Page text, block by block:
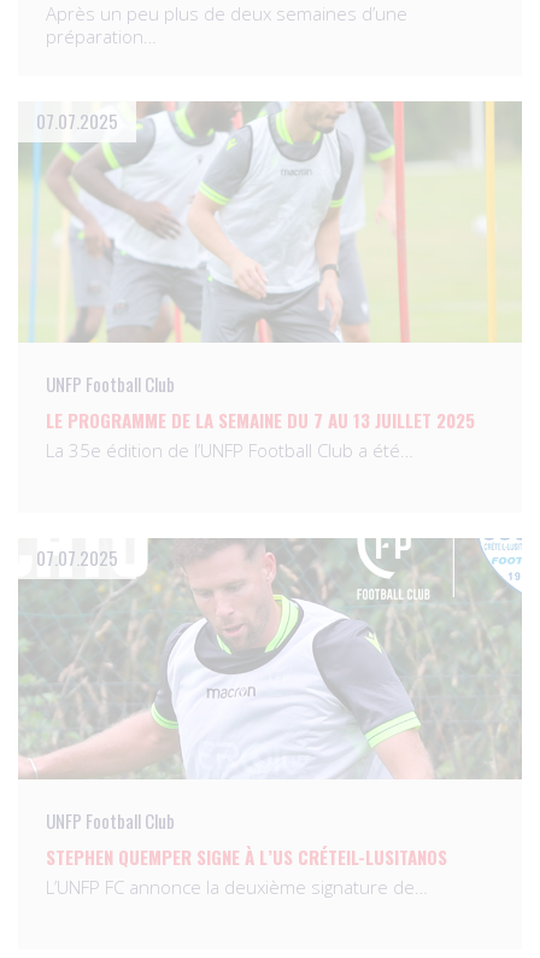
Après un peu plus de deux semaines d’une
préparation…
07.07.2025
UNFP Football Club
LE PROGRAMME DE LA SEMAINE DU 7 AU 13 JUILLET 2025
La 35e édition de l’UNFP Football Club a été…
07.07.2025
UNFP Football Club
STEPHEN QUEMPER SIGNE À L’US CRÉTEIL-LUSITANOS
L’UNFP FC annonce la deuxième signature de…